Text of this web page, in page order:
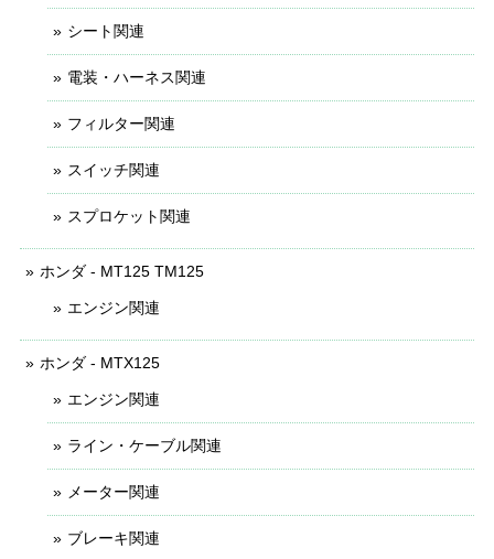
シート関連
電装・ハーネス関連
フィルター関連
スイッチ関連
スプロケット関連
ホンダ - MT125 TM125
エンジン関連
ホンダ - MTX125
エンジン関連
ライン・ケーブル関連
メーター関連
ブレーキ関連